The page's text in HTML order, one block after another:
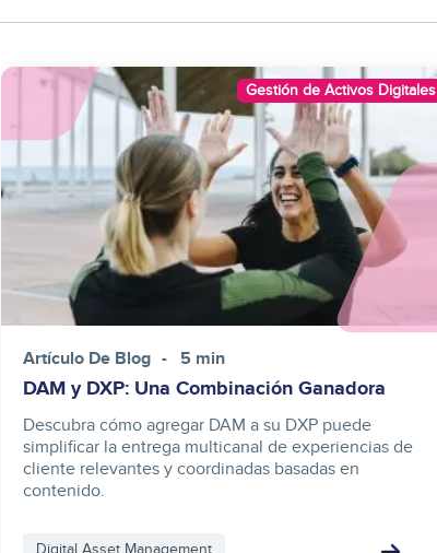
Image
Artículo De Blog 5 min
DAM y DXP: Una Combinación Ganadora
Descubra cómo agregar DAM a su DXP puede
simplificar la entrega multicanal de experiencias de
cliente relevantes y coordinadas basadas en
contenido.
Digital Asset Management
Gestión de Activos Digitales